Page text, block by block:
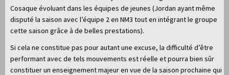
Cosaque évoluant dans les équipes de jeunes (Jordan ayant même
disputé la saison avec l’équipe 2 en NM3 tout en intégrant le groupe
cette saison grâce à de belles prestations).
Si cela ne constitue pas pour autant une excuse, la difficulté d’être
performant avec de tels mouvements est réelle et pourra bien sûr
constituer un enseignement majeur en vue de la saison prochaine qui